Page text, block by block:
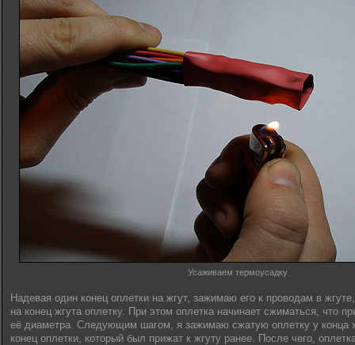
Усаживаем термоусадку
Надевая один конец оплетки на жгут, зажимаю его к проводам в
на конец жгута оплетку. При этом оплетка начинает сжиматься, что
её диаметра. Следующим шагом, я зажимаю сжатую оплетку у конца
конец оплетки, который был прижат к жгуту ранее. После чего,